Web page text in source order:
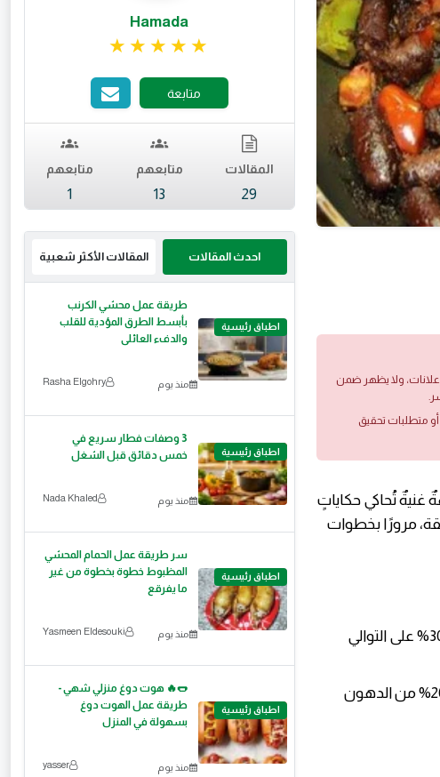
ولا يظهر ضمن
أو متطلبات تحقيق
تُحاكي حكاياتٍ
مرورًا بخطوات
يُفضل استخدام مزيج من لحم البقر والغنم بنسبة 70% إلى 30% على التوالي
تُضفي الدهون نعومةً على السجق وتُحسّن من مذاقه، ونسبة 20% من الدهون
Hamada
تقييم 5 من 5.
متابعة
المقالات
29
متابعهم
13
متابعهم
1
احدث المقالات المقالات الأكثر شعبية
اطباق رئيسية
طريقة عمل محشي الكرنب
بأبسط الطرق المؤدية للقلب
والدفء العائلى
منذ يوم Rasha Elgohry
اطباق رئيسية
3 وصفات فطار سريع في
خمس دقائق قبل الشغل
منذ يوم Nada Khaled
اطباق رئيسية
سر طريقة عمل الحمام المحشي
المظبوط خطوة بخطوة من غير
ما يفرقع
منذ يوم Yasmeen Eldesouki
اطباق رئيسية
🌭🔥 هوت دوغ منزلي شهي -
طريقة عمل الهوت دوغ
بسهولة في المنزل
منذ يوم yasser